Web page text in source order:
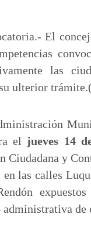
El
las
su ulterior
el jueves 14
Ciudadana y
las calles
de